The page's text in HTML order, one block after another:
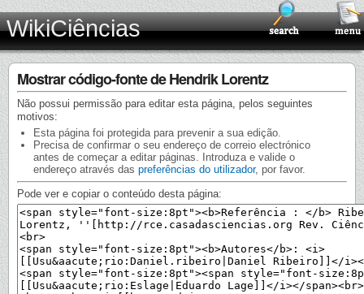
WikiCiências
Mostrar código-fonte de Hendrik Lorentz
Não possui permissão para editar esta página, pelos seguintes
motivos:
Esta página foi protegida para prevenir a sua edição.
Precisa de confirmar o seu endereço de correio electrónico
antes de começar a editar páginas. Introduza e valide o
endereço através das preferências do utilizador, por favor.
Pode ver e copiar o conteúdo desta página: